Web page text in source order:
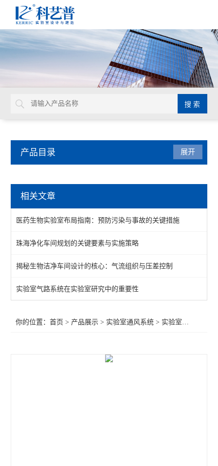
产品目录
实验室通风设备
实验室补风系统
实验室排风系统
查看全部 >>
展开
相关文章
医药生物实验室布局指南：预防污染与事故的关键措施
珠海净化车间规划的关键要素与实施策略
揭秘生物洁净车间设计的核心：气流组织与压差控制
实验室气路系统在实验室研究中的重要性
你的位置：首页 > 产品展示 > 实验室通风系统 > 实验室通风设备